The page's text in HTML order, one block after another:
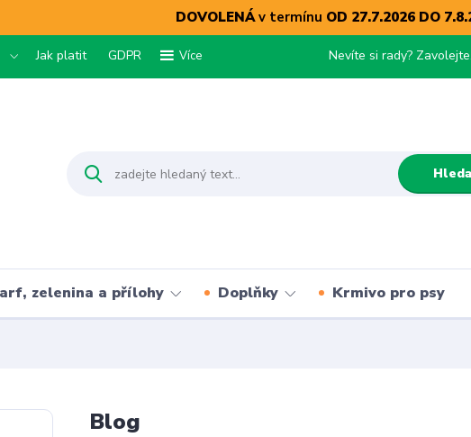
DOVOLENÁv termínu OD 27.7.2026 DO
Jak platit GDPR Více Nevíte si rady? Zavolejte.
zelenina a přílohy Doplňky Krmivo pro psy
Blog